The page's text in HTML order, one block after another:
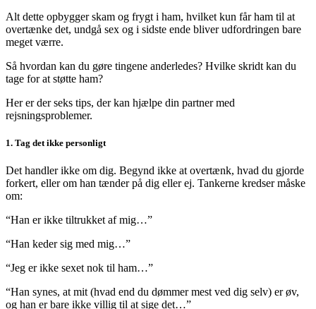
Alt dette opbygger skam og frygt i ham, hvilket kun får ham til at
overtænke det, undgå sex og i sidste ende bliver udfordringen bare
meget værre.
Så hvordan kan du gøre tingene anderledes? Hvilke skridt kan du
tage for at støtte ham?
Her er der seks tips, der kan hjælpe din partner med
rejsningsproblemer.
1. Tag det ikke personligt
Det handler ikke om dig. Begynd ikke at overtænk, hvad du gjorde
forkert, eller om han tænder på dig eller ej. Tankerne kredser måske
om:
“Han er ikke tiltrukket af mig…”
“Han keder sig med mig…”
“Jeg er ikke sexet nok til ham…”
“Han synes, at mit (hvad end du dømmer mest ved dig selv) er øv,
og han er bare ikke villig til at sige det…”